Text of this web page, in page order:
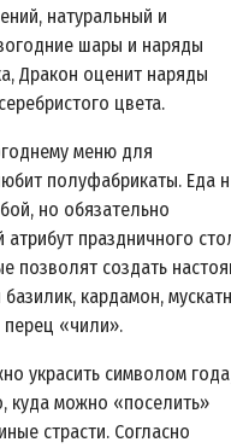
натуральный и
шары и наряды
Дракон оценит наряды
цвета.
меню для
полуфабрикаты. Еда
но обязательно
праздничного
позволят создать
кардамон,
перец «чили».
украсить символом
куда можно «поселить»
страсти. Согласно